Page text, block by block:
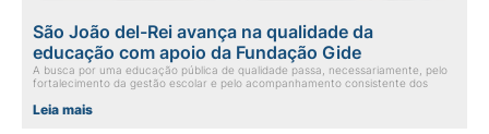
São João del-Rei avança na qualidade da
educação com apoio da Fundação Gide
A busca por uma educação pública de qualidade passa, necessariamente, pelo
fortalecimento da gestão escolar e pelo acompanhamento consistente dos
Leia mais